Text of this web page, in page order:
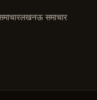
लखनऊ समाचार